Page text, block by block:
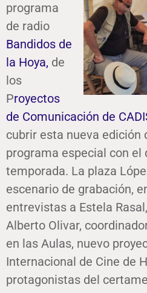
programa
de radio
Bandidos de
la Hoya, de
los
Proyectos
de Comunicación de
cubrir esta nueva edición
programa especial con el
temporada. La plaza
escenario de grabación,
entrevistas a Estela
Alberto Olivar,
en las Aulas, nuevo
Internacional de Cine de
protagonistas del